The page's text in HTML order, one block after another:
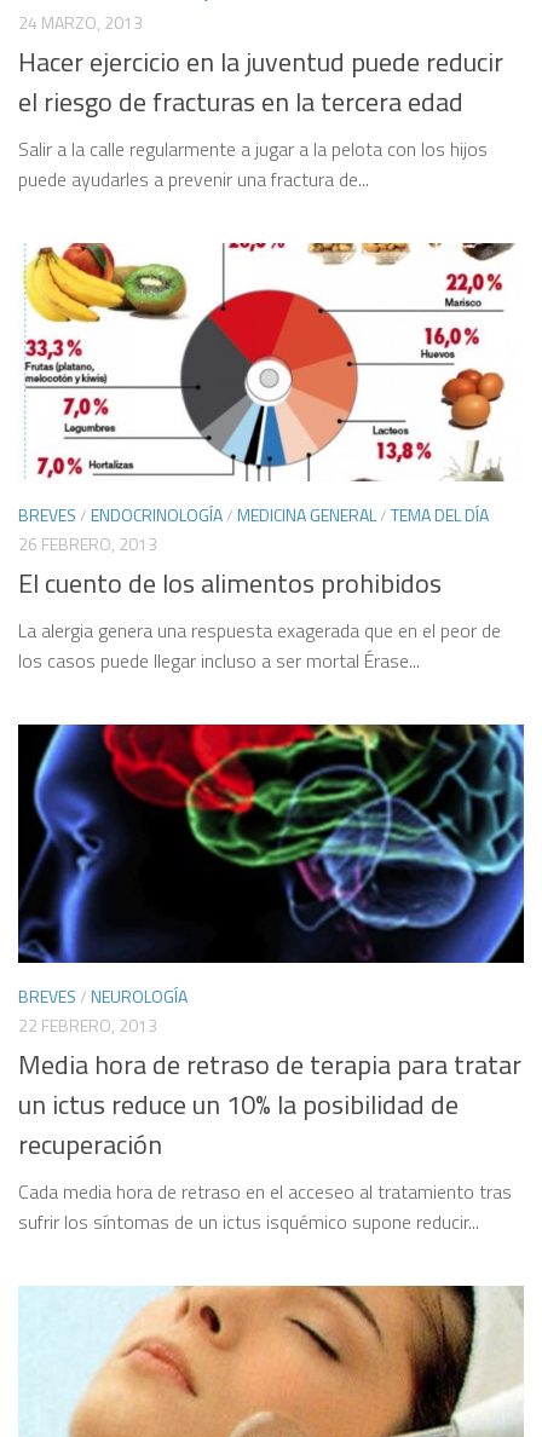
24 MARZO, 2013
Hacer ejercicio en la juventud puede reducir
el riesgo de fracturas en la tercera edad
Salir a la calle regularmente a jugar a la pelota con los hijos
puede ayudarles a prevenir una fractura de...
BREVES/ENDOCRINOLOGÍA/MEDICINA GENERAL/TEMA DEL DÍA
26 FEBRERO, 2013
El cuento de los alimentos prohibidos
La alergia genera una respuesta exagerada que en el peor de
los casos puede llegar incluso a ser mortal Érase...
BREVES/NEUROLOGÍA
22 FEBRERO, 2013
Media hora de retraso de terapia para tratar
un ictus reduce un 10% la posibilidad de
recuperación
Cada media hora de retraso en el acceseo al tratamiento tras
sufrir los síntomas de un ictus isquémico supone reducir...